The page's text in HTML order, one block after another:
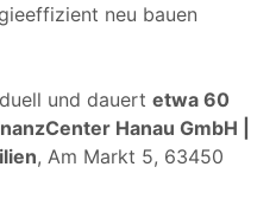
neu bauen
und dauert etwa 60
Hanau GmbH |
, Am Markt 5, 63450